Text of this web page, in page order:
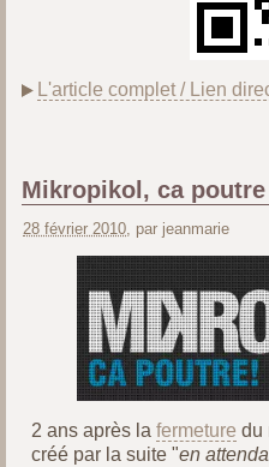
L'article complet / Lien
Mikropikol, ca poutre
28 février 2010 , par jeanmarie
2 ans après la fermeture du
créé par la suite "en